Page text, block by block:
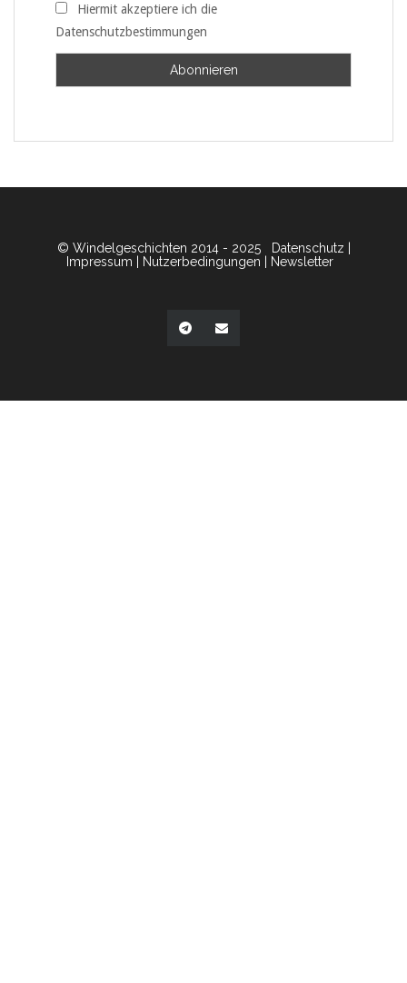
Hiermit akzeptiere ich die
Datenschutzbestimmungen
© Windelgeschichten 2014 - 2025 Datenschutz
Impressum
Nutzerbedingungen Newsletter